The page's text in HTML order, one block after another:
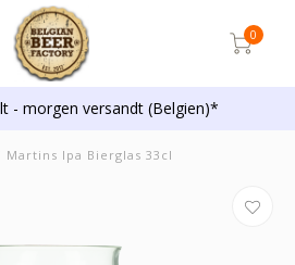
0
- morgen versandt (Belgien)*
Martins Ipa Bierglas 33cl